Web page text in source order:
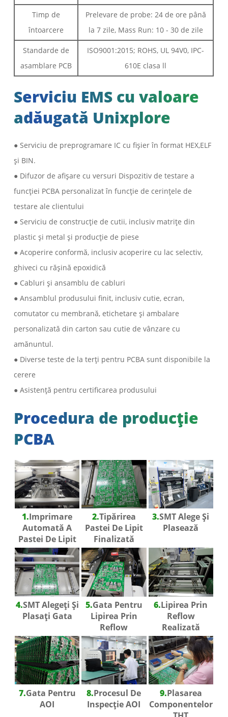
Timp de
întoarcere
Prelevare de probe: 24 de ore până
la 7 zile, Mass Run: 10 - 30 de zile
Standarde de
asamblare PCB
ISO9001:2015; ROHS, UL 94V0, IPC-
610E clasa ll
Serviciu EMS cu valoare
adăugată Unixplore
● Serviciu de preprogramare IC cu fișier în format HEX,ELF
și BIN.
● Difuzor de afișare cu versuri Dispozitiv de testare a
funcției PCBA personalizat în funcție de cerințele de
testare ale clientului
● Serviciu de construcție de cutii, inclusiv matrițe din
plastic și metal și producție de piese
● Acoperire conformă, inclusiv acoperire cu lac selectiv,
ghiveci cu rășină epoxidică
● Cabluri și ansamblu de cabluri
● Ansamblul produsului finit, inclusiv cutie, ecran,
comutator cu membrană, etichetare și ambalare
personalizată din carton sau cutie de vânzare cu
amănuntul.
● Diverse teste de la terți pentru PCBA sunt disponibile la
cerere
● Asistență pentru certificarea produsului
Procedura de producție
PCBA
1.Imprimare
Automată A
Pastei De Lipit
2.Tipărirea
Pastei De Lipit
Finalizată
3.SMT Alege Și
Plasează
4.SMT Alegeți Și
Plasați Gata
5.Gata Pentru
Lipirea Prin
Reflow
6.Lipirea Prin
Reflow
Realizată
7.Gata Pentru
AOI
8.Procesul De
Inspecție AOI
9.Plasarea
Componentelor